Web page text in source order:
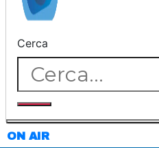
Cerca
ON AIR